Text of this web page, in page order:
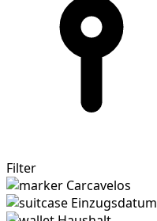
Filter
Carcavelos
Einzugsdatum